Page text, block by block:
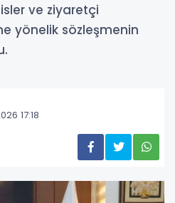
ve ziyaretçi
yönelik sözleşmenin
17:18